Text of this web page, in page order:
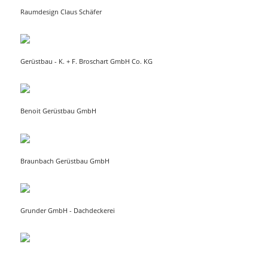
Raumdesign Claus Schäfer
Gerüstbau - K. + F. Broschart GmbH Co. KG
Benoit Gerüstbau GmbH
Braunbach Gerüstbau GmbH
Grunder GmbH - Dachdeckerei